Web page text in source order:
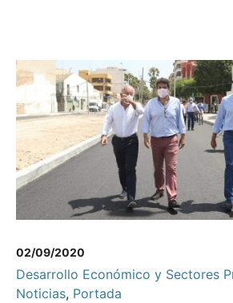
02/09/2020
Desarrollo Económico y Sectores
Noticias, Portada